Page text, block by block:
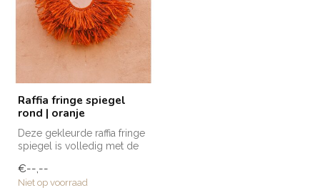
Raffia fringe spiegel
rond | oranje
Deze gekleurde raffia fringe
spiegel is volledig met de
€--,--
Niet op voorraad